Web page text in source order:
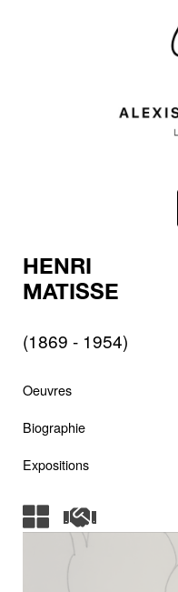
HENRI
MATISSE
(1869 - 1954)
Oeuvres
Biographie
Expositions